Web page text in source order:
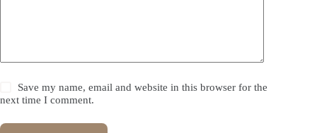
Save my name, email and website in this browser for the
next time I comment.